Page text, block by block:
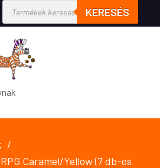
KERESÉS
Caramel/Yellow (7 db-os